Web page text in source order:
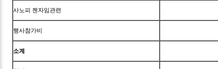
사노피 젠자임관련
행사참가비
소계